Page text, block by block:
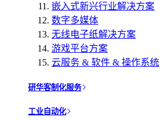
嵌入式新兴行业解决方案
数字多媒体
无线电子纸解决方案
游戏平台方案
云服务 & 软件 & 操作系统
研华客制化服务
工业自动化